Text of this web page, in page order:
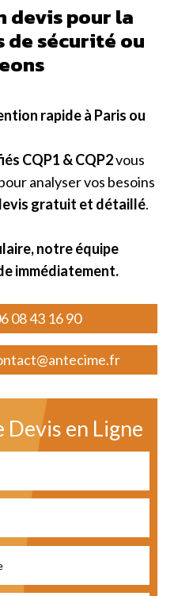
devis pour la
de sécurité ou
rapide à Paris ou
CQP1 & CQP2vous
analyser vos besoins
gratuit et détaillé.
notre équipe
immédiatement.
08 43 16 90
Devis en Ligne